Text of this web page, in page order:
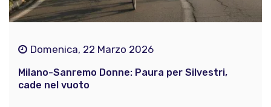
Domenica, 22 Marzo 2026
Milano-Sanremo Donne: Paura per Silvestri,
cade nel vuoto